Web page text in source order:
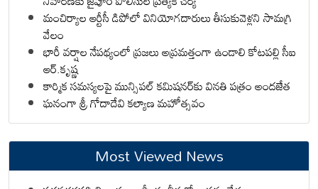
మంచిర్యాల ఆర్టీసీ డిపోలో వినియోగదారులు తీసుకువెళ్లని సామగ్రి
వేలం
భారీ వర్షాల నేపథ్యంలో ప్రజలు అప్రమత్తంగా ఉండాలి కోటపల్లి సీఐ
ఆర్.కృష్ణ
కార్మిక సమస్యలపై మున్సిపల్ కమిషనర్‌కు వినతి పత్రం అందజేత
ఘనంగా శ్రీ గోదాదేవి కల్యాణ మహోత్సవం
Most Viewed News